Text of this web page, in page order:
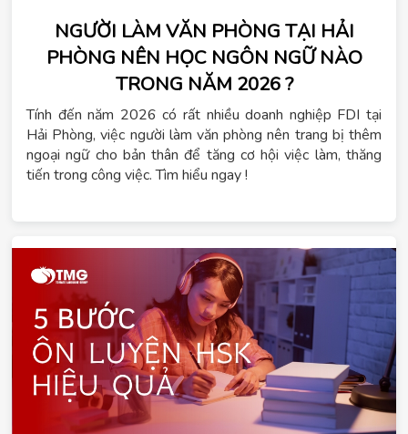
NGƯỜI LÀM VĂN PHÒNG TẠI HẢI
PHÒNG NÊN HỌC NGÔN NGỮ NÀO
TRONG NĂM 2026 ?
Tính đến năm 2026 có rất nhiều doanh nghiệp FDI tại
Hải Phòng, việc người làm văn phòng nên trang bị thêm
ngoại ngữ cho bản thân để tăng cơ hội việc làm, thăng
tiến trong công việc. Tìm hiểu ngay !